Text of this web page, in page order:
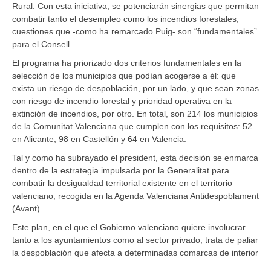
Rural. Con esta iniciativa, se potenciarán sinergias que permitan
combatir tanto el desempleo como los incendios forestales,
cuestiones que -como ha remarcado Puig- son “fundamentales”
para el Consell.
El programa ha priorizado dos criterios fundamentales en la
selección de los municipios que podían acogerse a él: que
exista un riesgo de despoblación, por un lado, y que sean zonas
con riesgo de incendio forestal y prioridad operativa en la
extinción de incendios, por otro. En total, son 214 los municipios
de la Comunitat Valenciana que cumplen con los requisitos: 52
en Alicante, 98 en Castellón y 64 en Valencia.
Tal y como ha subrayado el president, esta decisión se enmarca
dentro de la estrategia impulsada por la Generalitat para
combatir la desigualdad territorial existente en el territorio
valenciano, recogida en la Agenda Valenciana Antidespoblament
(Avant).
Este plan, en el que el Gobierno valenciano quiere involucrar
tanto a los ayuntamientos como al sector privado, trata de paliar
la despoblación que afecta a determinadas comarcas de interior